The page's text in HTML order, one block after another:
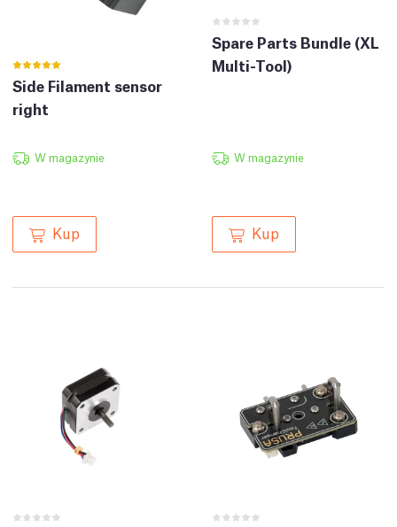
Side Filament sensor
right
W magazynie
Kup
Spare Parts Bundle (XL
Multi-Tool)
W magazynie
Kup